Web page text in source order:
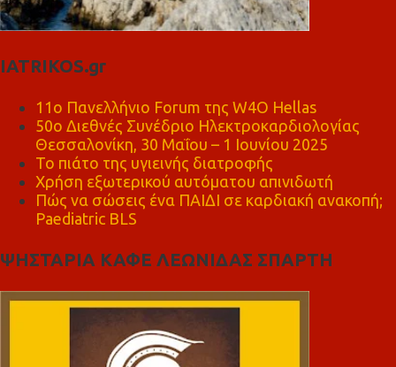
IATRIKOS.gr
11ο Πανελλήνιο Forum της W4O Hellas
50ο Διεθνές Συνέδριο Ηλεκτροκαρδιολογίας
Θεσσαλονίκη, 30 Μαΐου – 1 Ιουνίου 2025
Το πιάτο της υγιεινής διατροφής
Χρήση εξωτερικού αυτόματου απινιδωτή
Πώς να σώσεις ένα ΠΑΙΔΙ σε καρδιακή ανακοπή;
Paediatric BLS
ΨΗΣΤΑΡΙΑ ΚΑΦΕ ΛΕΩΝΙΔΑΣ ΣΠΑΡΤΗ